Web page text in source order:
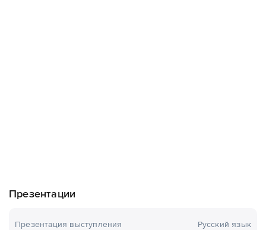
Презентации
Презентация выступления Русский язык